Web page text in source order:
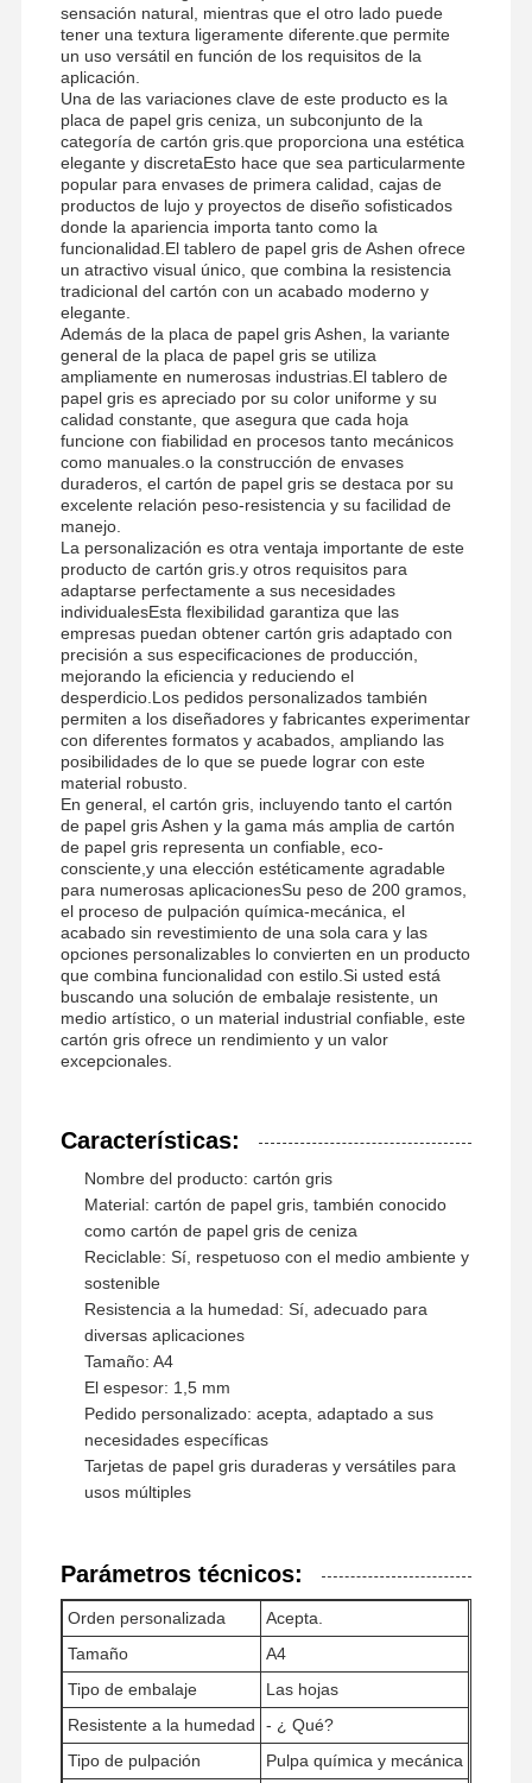
Hogar Productos Los Videos
Sobre
Visita A La
Fábrica
Control De
Calidad
Contáctenos Noticias
Casos De
Trabajo
El Blog
Tablero a dos caras
Papel compensado
Papel de tablero de marfil
Papel brillante
Papel de colores
Papel Kraft
Papel ondulado
Papel del papel prensa
Copia el papel
cajas de papel
Carrete de cable de papel
Suspensión de papel
sensación natural, mientras que el otro lado puede
tener una textura ligeramente diferente.que permite
un uso versátil en función de los requisitos de la
aplicación.
Una de las variaciones clave de este producto es la
placa de papel gris ceniza, un subconjunto de la
categoría de cartón gris.que proporciona una estética
elegante y discretaEsto hace que sea particularmente
popular para envases de primera calidad, cajas de
productos de lujo y proyectos de diseño sofisticados
donde la apariencia importa tanto como la
funcionalidad.El tablero de papel gris de Ashen ofrece
un atractivo visual único, que combina la resistencia
tradicional del cartón con un acabado moderno y
elegante.
Además de la placa de papel gris Ashen, la variante
general de la placa de papel gris se utiliza
ampliamente en numerosas industrias.El tablero de
papel gris es apreciado por su color uniforme y su
calidad constante, que asegura que cada hoja
funcione con fiabilidad en procesos tanto mecánicos
como manuales.o la construcción de envases
duraderos, el cartón de papel gris se destaca por su
excelente relación peso-resistencia y su facilidad de
manejo.
La personalización es otra ventaja importante de este
producto de cartón gris.y otros requisitos para
adaptarse perfectamente a sus necesidades
individualesEsta flexibilidad garantiza que las
empresas puedan obtener cartón gris adaptado con
precisión a sus especificaciones de producción,
mejorando la eficiencia y reduciendo el
desperdicio.Los pedidos personalizados también
permiten a los diseñadores y fabricantes experimentar
con diferentes formatos y acabados, ampliando las
posibilidades de lo que se puede lograr con este
material robusto.
En general, el cartón gris, incluyendo tanto el cartón
de papel gris Ashen y la gama más amplia de cartón
de papel gris representa un confiable, eco-
consciente,y una elección estéticamente agradable
para numerosas aplicacionesSu peso de 200 gramos,
el proceso de pulpación química-mecánica, el
acabado sin revestimiento de una sola cara y las
opciones personalizables lo convierten en un producto
que combina funcionalidad con estilo.Si usted está
buscando una solución de embalaje resistente, un
medio artístico, o un material industrial confiable, este
cartón gris ofrece un rendimiento y un valor
excepcionales.
Características:
Nombre del producto: cartón gris
Material: cartón de papel gris, también conocido
como cartón de papel gris de ceniza
Reciclable: Sí, respetuoso con el medio ambiente y
sostenible
Resistencia a la humedad: Sí, adecuado para
diversas aplicaciones
Tamaño: A4
El espesor: 1,5 mm
Pedido personalizado: acepta, adaptado a sus
necesidades específicas
Tarjetas de papel gris duraderas y versátiles para
usos múltiples
Parámetros técnicos:
Orden personalizada
Acepta.
Tamaño
A4
Tipo de embalaje
Las hojas
Resistente a la humedad
- ¿ Qué?
Tipo de pulpación
Pulpa química y mecánica